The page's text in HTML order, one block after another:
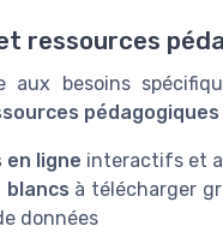
ressources
aux besoins
pédagogiques
en ligne interactifs et
blancs à télécharger
données